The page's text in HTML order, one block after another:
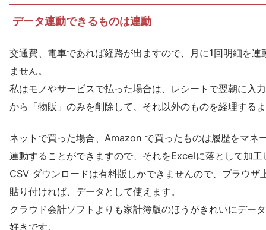
データ連動できるものは連動
交通費、電車であれば経路が出ますので、月に1回明細を
ません。
私はモノやサービスで払った場合は、レシートで翌朝に入
から「物販」のみを削除して、それ以外のものを経理する
ネットで買った場合、Amazon で買ったものは履歴をマネ
連動することができますので、それをExcelに落として加工
CSV ダウンロードは有料版しかできませんので、ブラウ
貼り付ければ、データとして使えます。
クラウド会計ソフトよりも家計簿版のほうがきれいにデー
好きです。